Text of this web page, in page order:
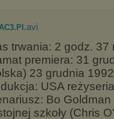
.avi
trwania: 2 godz. 37
premiera: 31
23 grudnia
USA
Bo
szkoły (Chris